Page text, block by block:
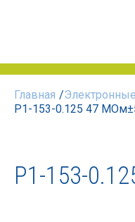
Главная /
Р1-153-0.125 47
Р1-153-